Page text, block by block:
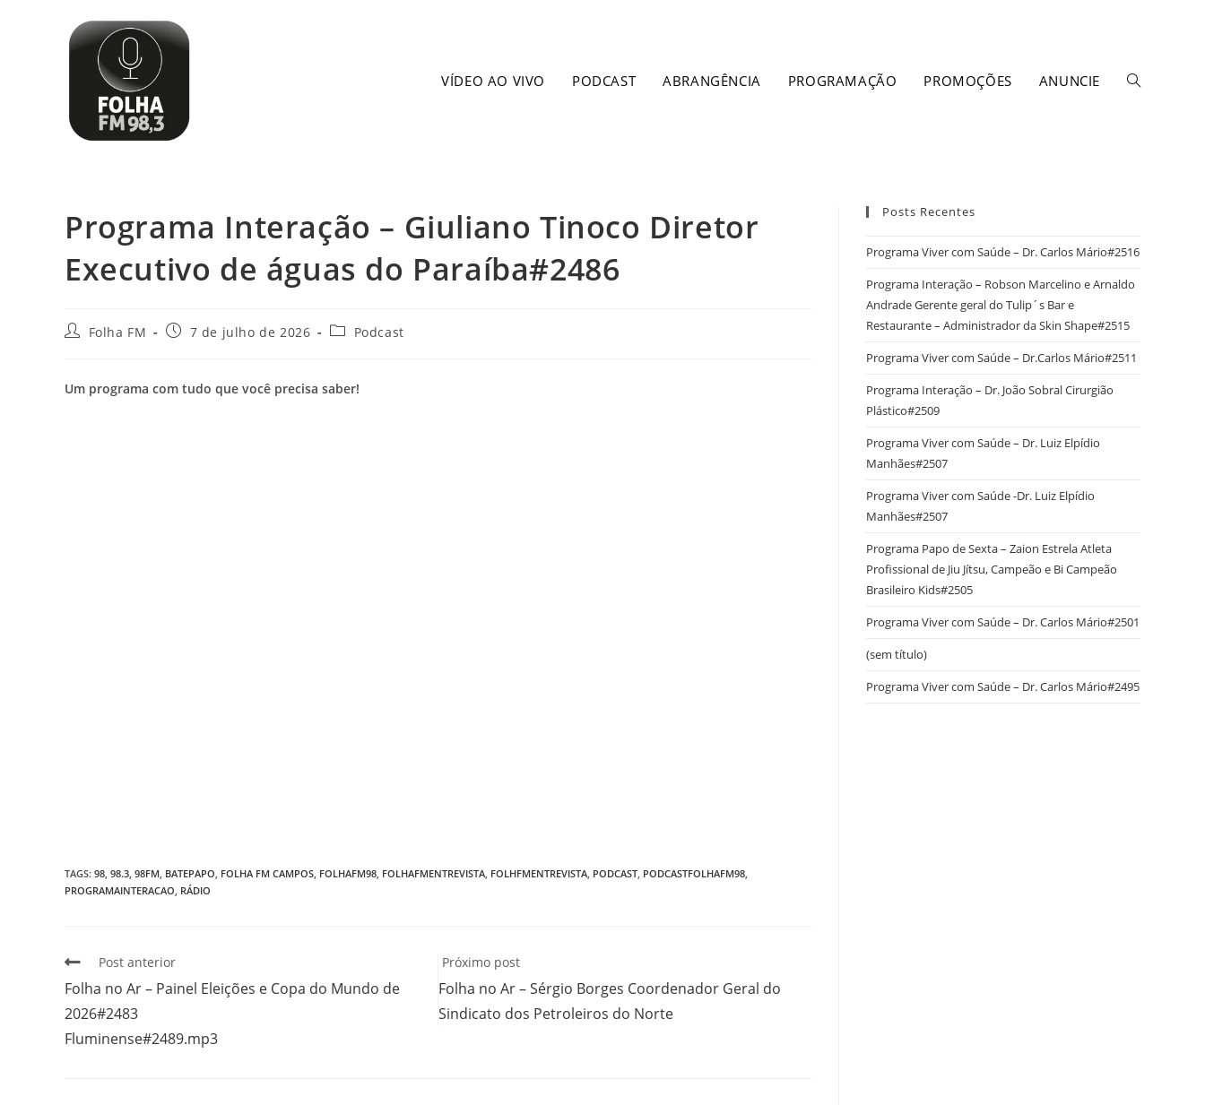
VÍDEO AO VIVO PODCAST ABRANGÊNCIA PROGRAMAÇÃO PROMOÇÕES ANUNCIE
Programa Interação – Giuliano Tinoco Diretor
Executivo de águas do Paraíba#2486
Folha FM 7 de julho de 2026 Podcast
Um programa com tudo que você precisa saber!
TAGS: 98 98.3 98FM BATEPAPO FOLHA FM CAMPOS FOLHAFM98 FOLHAFMENTREVISTA FOLHFMENTREVISTA PODCAST PODCASTFOLHAFM98
PROGRAMAINTERACAO RÁDIO
Post anterior
Folha no Ar – Painel Eleições e Copa do Mundo de
2026#2483
Próximo post
Folha no Ar – Sérgio Borges Coordenador Geral do
Sindicato dos Petroleiros do Norte
Fluminense#2489.mp3
Posts Recentes
Programa Viver com Saúde – Dr. Carlos Mário#2516
Programa Interação – Robson Marcelino e Arnaldo
Andrade Gerente geral do Tulip´s Bar e
Restaurante – Administrador da Skin Shape#2515
Programa Viver com Saúde – Dr.Carlos Mário#2511
Programa Interação – Dr. João Sobral Cirurgião
Plástico#2509
Programa Viver com Saúde – Dr. Luiz Elpídio
Manhães#2507
Programa Viver com Saúde -Dr. Luiz Elpídio
Manhães#2507
Programa Papo de Sexta – Zaion Estrela Atleta
Profissional de Jiu Jítsu, Campeão e Bi Campeão
Brasileiro Kids#2505
Programa Viver com Saúde – Dr. Carlos Mário#2501
(sem título)
Programa Viver com Saúde – Dr. Carlos Mário#2495